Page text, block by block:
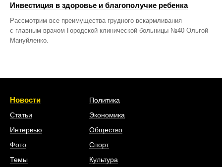
Инвестиция в здоровье и благополучие ребенка
Рассмотрим все преимущества грудного вскармливания
с главным врачом Городской клинической больницы №40 Ольгой
Мануйленко.
Новости
Статьи
Интервью
Фото
Темы
Политика
Экономика
Общество
Спорт
Культура